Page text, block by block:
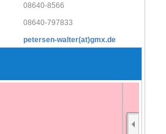
08640-8566
08640-797833
petersen-walter(at)gmx.de